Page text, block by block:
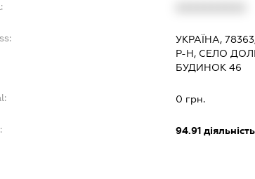
УКРАЇНА,
Р-Н, СЕЛО
БУДИНОК 46
0 грн.
94.91